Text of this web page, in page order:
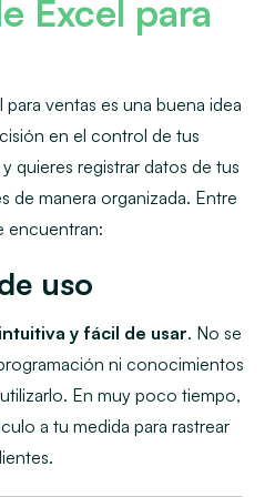
Excel para
ventas es una buena idea
en el control de tus
quieres registrar datos de tus
de manera organizada. Entre
encuentran:
uso
y fácil de usar. No se
ni conocimientos
En muy poco tiempo,
a tu medida para rastrear